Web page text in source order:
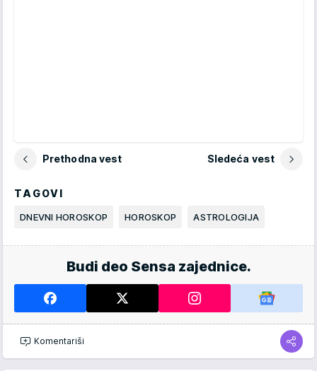
Prethodna vest Sledeća vest
TAGOVI
DNEVNI HOROSKOP HOROSKOP ASTROLOGIJA
Budi deo Sensa zajednice.
Komentariši